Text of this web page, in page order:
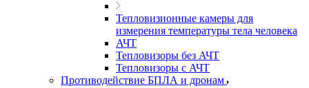
Тепловизионные камеры для
измерения температуры тела человека
АЧТ
Тепловизоры без АЧТ
Тепловизоры с АЧТ
Противодействие БПЛА и дронам